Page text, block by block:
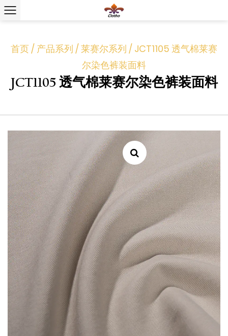
首页/ 产品系列 /莱赛尔系列 / JCT1105 透气棉莱赛
尔染色裤装面料
JCT1105 透气棉莱赛尔染色裤装面料